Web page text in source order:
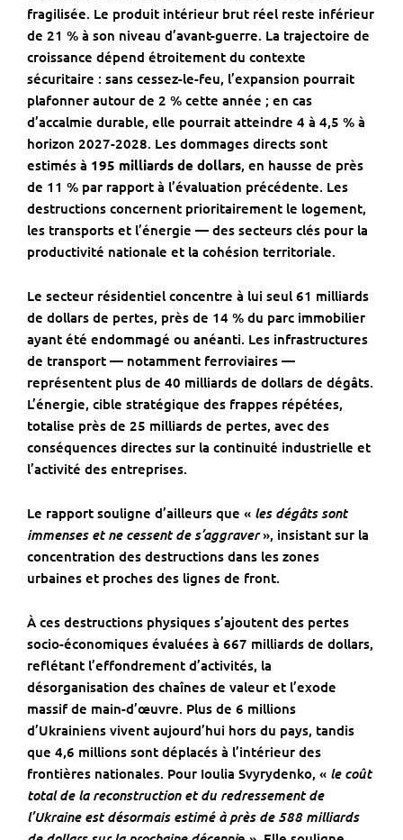
fragilisée. Le produit intérieur brut réel reste inférieur
de 21 % à son niveau d’avant-guerre. La trajectoire de
croissance dépend étroitement du contexte
sécuritaire : sans cessez-le-feu, l’expansion pourrait
plafonner autour de 2 % cette année ; en cas
d’accalmie durable, elle pourrait atteindre 4 à 4,5 % à
horizon 2027-2028. Les dommages directs sont
estimés à 195 milliards de dollars, en hausse de près
de 11 % par rapport à l’évaluation précédente. Les
destructions concernent prioritairement le logement,
les transports et l’énergie — des secteurs clés pour la
productivité nationale et la cohésion territoriale.
Le secteur résidentiel concentre à lui seul 61 milliards
de dollars de pertes, près de 14 % du parc immobilier
ayant été endommagé ou anéanti. Les infrastructures
de transport — notamment ferroviaires —
représentent plus de 40 milliards de dollars de dégâts.
L’énergie, cible stratégique des frappes répétées,
totalise près de 25 milliards de pertes, avec des
conséquences directes sur la continuité industrielle et
l’activité des entreprises.
Le rapport souligne d’ailleurs que « les dégâts sont
immenses et ne cessent de s’aggraver», insistant sur la
concentration des destructions dans les zones
urbaines et proches des lignes de front.
À ces destructions physiques s’ajoutent des pertes
socio-économiques évaluées à 667 milliards de dollars,
reflétant l’effondrement d’activités, la
désorganisation des chaînes de valeur et l’exode
massif de main-d’œuvre. Plus de 6 millions
d’Ukrainiens vivent aujourd’hui hors du pays, tandis
que 4,6 millions sont déplacés à l’intérieur des
frontières nationales. Pour Ioulia Svyrydenko, « le coût
total de la reconstruction et du redressement de
l’Ukraine est désormais estimé à près de 588 milliards